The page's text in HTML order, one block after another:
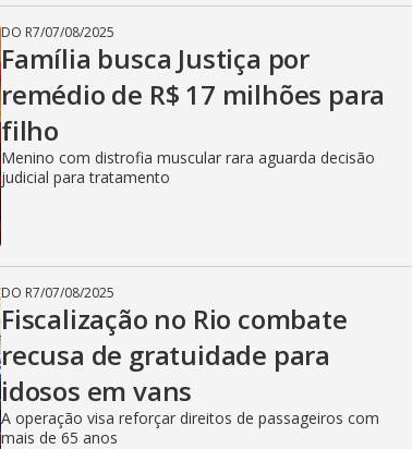
DO R7/07/08/2025
Família busca Justiça por
remédio de R$ 17 milhões para
filho
Menino com distrofia muscular rara aguarda decisão
judicial para tratamento
DO R7/07/08/2025
Fiscalização no Rio combate
recusa de gratuidade para
idosos em vans
A operação visa reforçar direitos de passageiros com
mais de 65 anos